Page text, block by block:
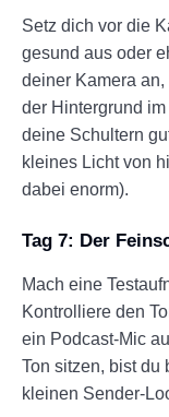
Setz dich vor die
gesund aus oder
deiner Kamera
der Hintergrund
deine Schultern
kleines Licht von
dabei enorm).
Tag 7: Der
Mach eine
Kontrolliere den
ein Podcast-Mic
Ton sitzen, bist du
kleinen Sender-